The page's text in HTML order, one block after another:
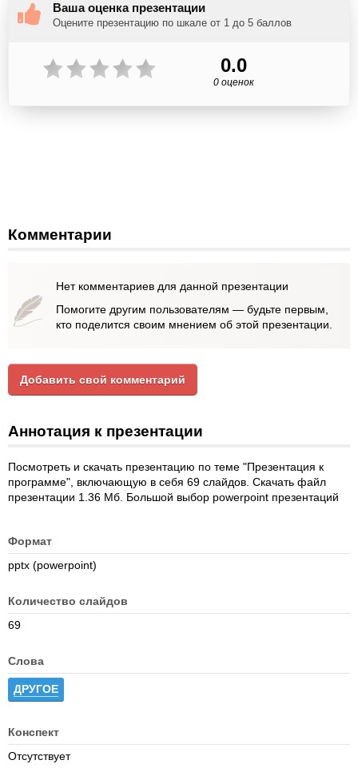
Ваша оценка презентации
Оцените презентацию по шкале от 1 до 5 баллов
0.0
0 оценок
Комментарии
Нет комментариев для данной презентации
Помогите другим пользователям — будьте первым,
кто поделится своим мнением об этой презентации.
Добавить свой комментарий
Аннотация к презентации
Посмотреть и скачать презентацию по теме "Презентация к
программе", включающую в себя 69 слайдов. Скачать файл
презентации 1.36 Мб. Большой выбор powerpoint презентаций
Формат
pptx (powerpoint)
Количество слайдов
69
Слова
ДРУГОЕ
Конспект
Отсутствует